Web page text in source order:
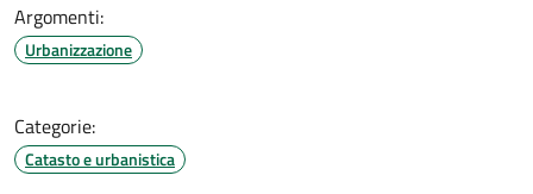
Argomenti:
Urbanizzazione
Categorie:
Catasto e urbanistica